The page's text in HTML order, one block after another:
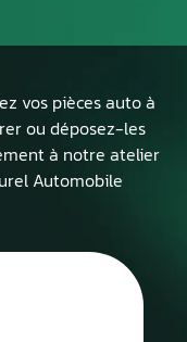
vos pièces auto à
ou déposez-les
à notre atelier
Automobile